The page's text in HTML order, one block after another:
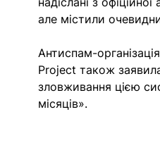
але містили
Антиспам-
Project також
зловживання цією
місяців».